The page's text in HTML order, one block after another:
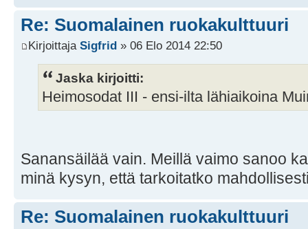
Re: Suomalainen ruokakulttuuri
Kirjoittaja Sigfrid » 06 Elo 2014 22:50
Jaska kirjoitti:
Heimosodat III - ensi-ilta lähiaikoina
Sanansäilää vain. Meillä vaimo sanoo
minä kysyn, että tarkoitatko
Re: Suomalainen ruokakulttuuri